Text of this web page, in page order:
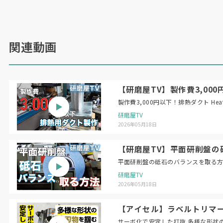
関連動画
【研磨屋TV】製作費
製作
研磨屋TV
2026年05月18日
【研磨屋TV】平面研削
研磨屋TV
2026年05月18日
【アイセル】ラベルトリ
サーボ化で安定した打抜 多様な形状